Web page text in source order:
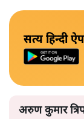
सत्य हिन्दी
अरुण कुमार